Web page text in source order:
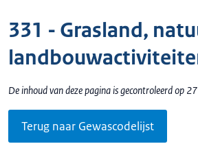
331 - Grasland,
De inhoud van deze pagina is gecontroleerd op
Terug naar Gewascodelijst